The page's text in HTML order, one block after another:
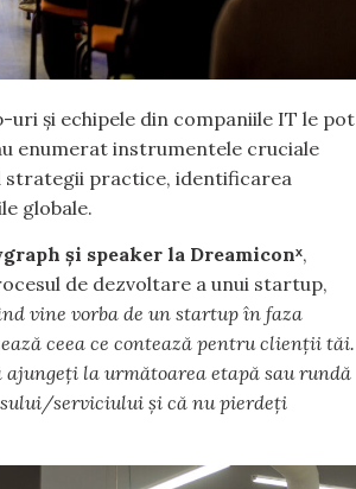
și echipele din companiile IT le pot
enumerat instrumentele cruciale
strategii practice, identificarea
globale.
și speaker la Dreamiconˣ,
de dezvoltare a unui startup,
vine vorba de un startup în faza
ceea ce contează pentru clienții tăi.
la următoarea etapă sau rundă
serviciului și că nu pierdeți